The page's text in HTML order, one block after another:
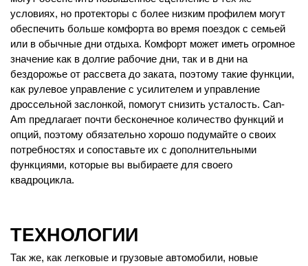
условиях, но протекторы с более низким профилем могут
обеспечить больше комфорта во время поездок с семьей
или в обычные дни отдыха. Комфорт может иметь огромное
значение как в долгие рабочие дни, так и в дни на
бездорожье от рассвета до заката, поэтому такие функции,
как рулевое управление с усилителем и управление
дроссельной заслонкой, помогут снизить усталость. Can-
Am предлагает почти бесконечное количество функций и
опций, поэтому обязательно хорошо подумайте о своих
потребностях и сопоставьте их с дополнительными
функциями, которые вы выбираете для своего
квадроцикла.
ТЕХНОЛОГИИ
Так же, как легковые и грузовые автомобили, новые